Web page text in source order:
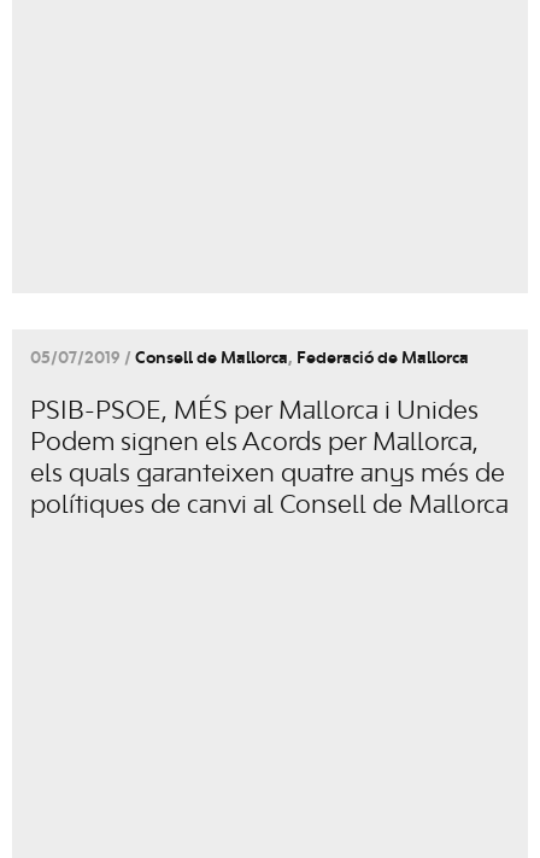
05/07/2019 / Consell de Mallorca, Federació de Mallorca
PSIB-PSOE, MÉS per Mallorca i Unides
Podem signen els Acords per Mallorca,
els quals garanteixen quatre anys més de
polítiques de canvi al Consell de Mallorca